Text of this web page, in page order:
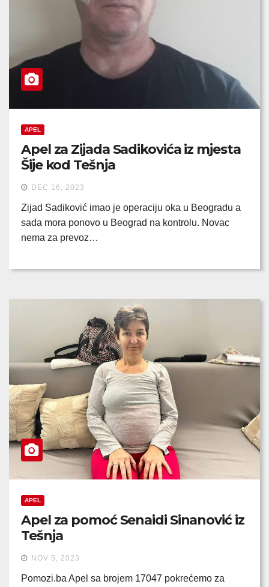
APEL
Apel za Zijada Sadikovića iz mjesta
Šije kod Tešnja
DEC 16, 2023
Zijad Sadiković imao je operaciju oka u Beogradu a
sada mora ponovo u Beograd na kontrolu. Novac
nema za prevoz…
APEL
Apel za pomoć Senaidi Sinanović iz
Tešnja
NOV 5, 2023
Pomozi.ba Apel sa brojem 17047 pokrećemo za